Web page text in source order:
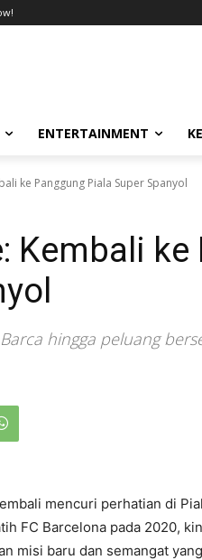
ENTERTAINMENT
ke Panggung Piala Super Spanyol
Kembali
hingga peluang
mencuri perhatian di
FC Barcelona pada 2020,
misi baru dan semangat